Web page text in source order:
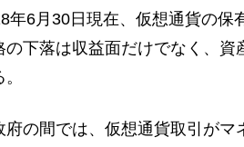
年6月30日現在、仮想通貨の
の下落は収益面だけでなく、
の間では、仮想通貨取引がマ